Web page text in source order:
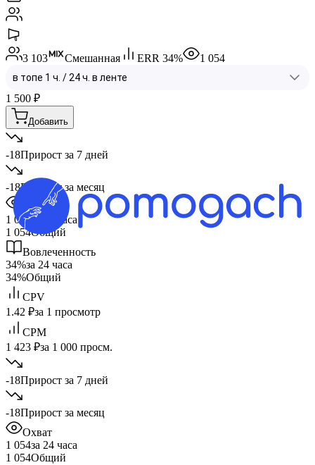
3 103 Смешанная ERR 34% 1 054
1 500 ₽
Добавить
-18Прирост за 7 дней
-18Прирост за месяц
Охват
1 054за 24 часа
1 054Общий
Вовлеченность
34%за 24 часа
34%Общий
CPV
1.42 ₽за 1 просмотр
CPM
1 423 ₽за 1 000 просм.
-18Прирост за 7 дней
-18Прирост за месяц
Охват
1 054за 24 часа
1 054Общий